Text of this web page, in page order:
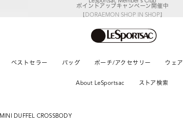
【DORAEMON SHOP IN SHOP】
8/5～表参道フラッグシップストア
ベストセラー バッグ ポーチ/アクセサリー ウェア
About LeSportsac ストア検索
MINI DUFFEL CROSSBODY